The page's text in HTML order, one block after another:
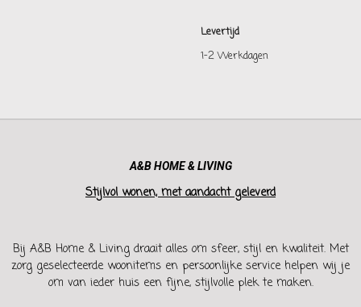
Levertijd
1-2 Werkdagen
A&B HOME & LIVING
Stijlvol wonen, met aandacht geleverd
Bij A&B Home & Living draait alles om sfeer, stijl en kwaliteit. Met
zorg geselecteerde woonitems en persoonlijke service helpen wij je
om van ieder huis een fijne, stijlvolle plek te maken.